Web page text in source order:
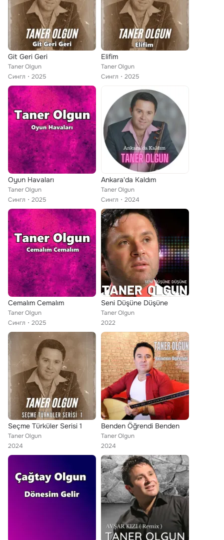
Git Geri Geri
Taner Olgun
Сингл
2025
Elifim
Taner Olgun
Сингл
2025
Oyun Havaları
Taner Olgun
Сингл
2025
Ankara'da Kaldım
Taner Olgun
Сингл
2024
Cemalım Cemalım
Taner Olgun
Сингл
2025
Seni Düşüne Düşüne
Taner Olgun
2022
Seçme Türküler Serisi 1
Taner Olgun
2024
Benden Öğrendi Benden
Taner Olgun
2024